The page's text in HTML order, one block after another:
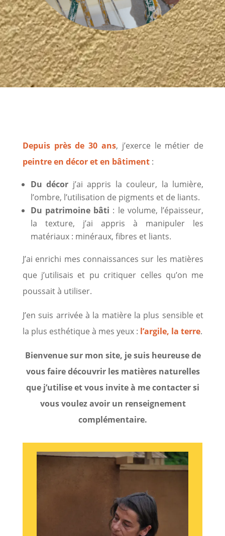
Depuis près de 30 ans, j’exerce le métier de
peintre en décor et en bâtiment:
Du décor j’ai appris la couleur, la lumière,
l’ombre, l’utilisation de pigments et de liants.
Du patrimoine bâti : le volume, l’épaisseur,
la texture, j’ai appris à manipuler les
matériaux : minéraux, fibres et liants.
J’ai enrichi mes connaissances sur les matières
que j’utilisais et pu critiquer celles qu’on me
poussait à utiliser.
J’en suis arrivée à la matière la plus sensible et
la plus esthétique à mes yeux : l’argile, la terre.
Bienvenue sur mon site, je suis heureuse de
vous faire découvrir les matières naturelles
que j’utilise et vous invite à me contacter si
vous voulez avoir un renseignement
complémentaire.